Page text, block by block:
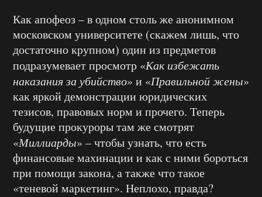
Как апофеоз – в одном столь же анонимном
московском университете (скажем лишь, что
достаточно крупном) один из предметов
подразумевает просмотр «Как избежать
наказания за убийство» и «Правильной жены»
как яркой демонстрации юридических
тезисов, правовых норм и прочего. Теперь
будущие прокуроры там же смотрят
«Миллиарды» – чтобы узнать, что есть
финансовые махинации и как с ними бороться
при помощи закона, а также что такое
«теневой маркетинг». Неплохо, правда?